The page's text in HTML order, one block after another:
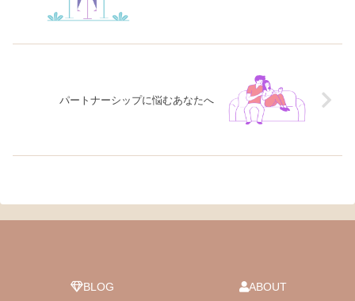
パートナーシップに悩むあなたへ
BLOG
ABOUT